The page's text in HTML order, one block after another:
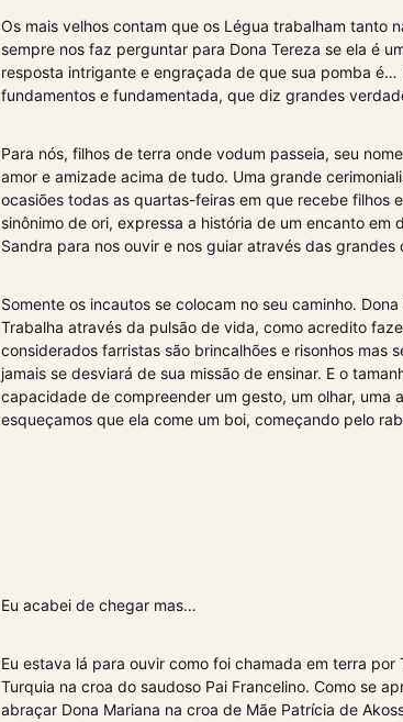
Os mais velhos contam que os Légua trabalham tanto
sempre nos faz perguntar para Dona Tereza se ela é
resposta intrigante e engraçada de que sua pomba é…
fundamentos e fundamentada, que diz grandes
Para nós, filhos de terra onde vodum passeia, seu
amor e amizade acima de tudo. Uma grande
ocasiões todas as quartas-feiras em que recebe filhos
sinônimo de ori, expressa a história de um encanto
Sandra para nos ouvir e nos guiar através das
Somente os incautos se colocam no seu caminho.
Trabalha através da pulsão de vida, como acredito
considerados farristas são brincalhões e risonhos mas
jamais se desviará de sua missão de ensinar. E o
capacidade de compreender um gesto, um olhar, uma
esqueçamos que ela come um boi, começando pelo
Eu acabei de chegar mas…
Eu estava lá para ouvir como foi chamada em terra
Turquia na croa do saudoso Pai Francelino. Como se
abraçar Dona Mariana na croa de Mãe Patrícia de